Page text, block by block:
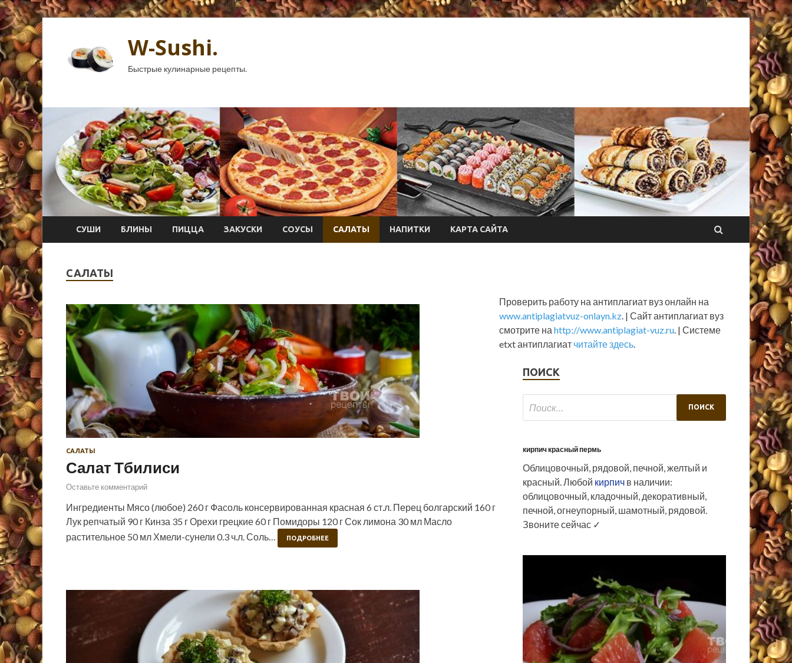
W-Sushi.
Быстрые кулинарные рецепты.
СУШИ БЛИНЫ ПИЦЦА ЗАКУСКИ СОУСЫ САЛАТЫ НАПИТКИ КАРТА САЙТА
САЛАТЫ
САЛАТЫ
Салат Тбилиси
Оставьте комментарий
Ингредиенты Мясо (любое) 260 г Фасоль консервированная красная 6 ст.л. Перец болгарский 160 г
Лук репчатый 90 г Кинза 35 г Орехи грецкие 60 г Помидоры 120 г Сок лимона 30 мл Масло
растительное 50 мл Хмели-сунели 0.3 ч.л. Соль…
ПОДРОБНЕЕ
Проверить работу на антиплагиат вуз онлайн на
www.antiplagiatvuz-onlayn.kz . | Сайт антиплагиат вуз
смотрите на http://www.antiplagiat-vuz.ru . | Системе
etxt антиплагиат читайте здесь
ПОИСК
кирпич красный пермь
Облицовочный, рядовой, печной, желтый и
красный. Любой кирпич в наличии:
облицовочный, кладочный, декоративный,
печной, огнеупорный, шамотный, рядовой.
Звоните сейчас ✓